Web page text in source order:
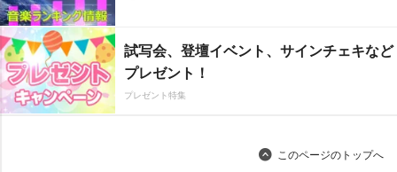
試写会、登壇イベント、サインチェキなど
プレゼント！
プレゼント特集
このページのトップへ